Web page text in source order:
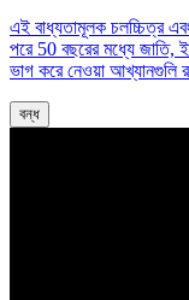
এই বাধ্যতামূলক চলচ্চিত্র
পরে 50 বছরের মধ্যে জাতি,
ভাগ করে নেওয়া আখ্যানগুলি
বন্ধ